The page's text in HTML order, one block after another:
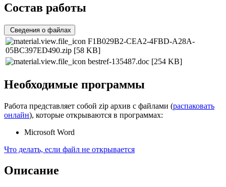
Состав работы
Сведения о файлах
F1B029B2-CEA2-4FBD-A28A-
05BC397ED490.zip [58 KB]
bestref-135487.doc [254 KB]
Необходимые программы
Работа представляет собой zip архив с файлами (распаковать
онлайн), которые открываются в программах:
Microsoft Word
Что делать, если файл не открывается
Описание